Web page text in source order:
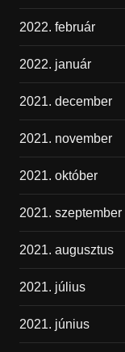
2022. február
2022. január
2021. december
2021. november
2021. október
2021. szeptember
2021. augusztus
2021. július
2021. június